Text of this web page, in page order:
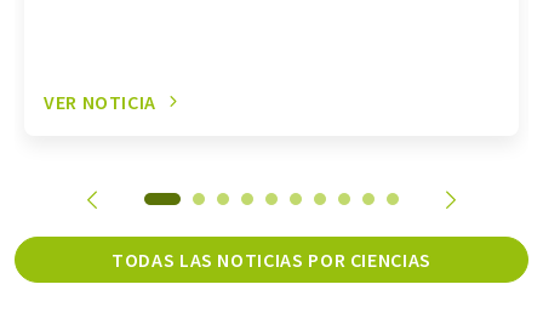
VER NOTICIA
TODAS LAS NOTICIAS POR CIENCIAS